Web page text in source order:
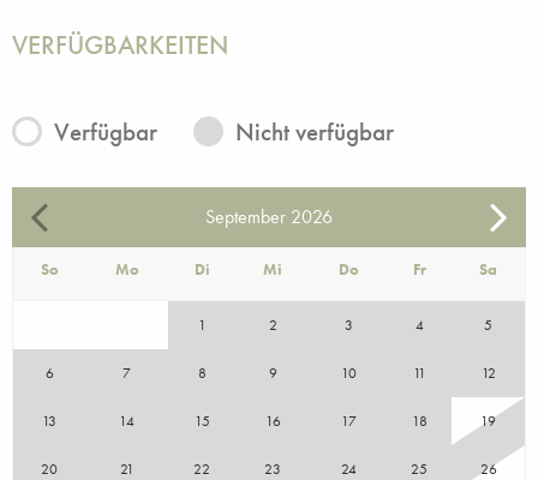
VERFÜGBARKEITEN
Verfügbar Nicht verfügbar
September 2026
So Mo Di Mi Do Fr Sa
1 2 3 4 5
6 7 8 9 10 11 12
13 14 15 16 17 18 19
20 21 22 23 24 25 26